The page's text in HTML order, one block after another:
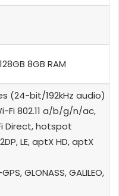
8GB RAM
(24-bit/192kHz audio)
Fi 802.11 a/b/g/n/ac,
Direct, hotspot
LE, aptX HD, aptX
GLONASS, GALILEO,